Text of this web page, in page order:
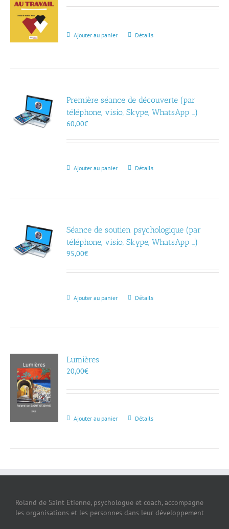
Ajouter au panier Détails
Première séance de découverte (par
téléphone, visio, Skype, WhatsApp …)
60,00€
Ajouter au panier Détails
Séance de soutien psychologique (par
téléphone, visio, Skype, WhatsApp …)
95,00€
Ajouter au panier Détails
Lumières
20,00€
Ajouter au panier Détails
Roland de Saint Etienne, psychologue et coach, accompagne
les organisations et les personnes dans leur développement